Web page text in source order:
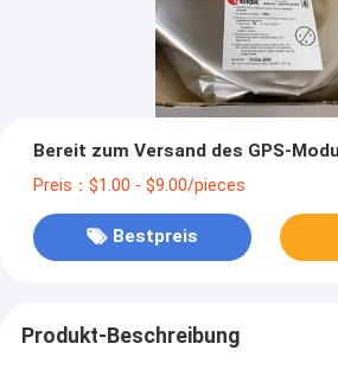
Bereit zum Versand des GPS-
Preis：$1.00 - $9.00/pieces
Bestpreis
Produkt-Beschreibung